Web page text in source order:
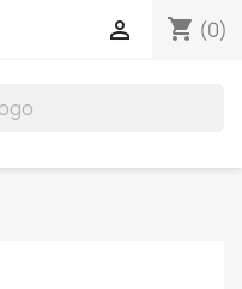
shopping_cart (0)
